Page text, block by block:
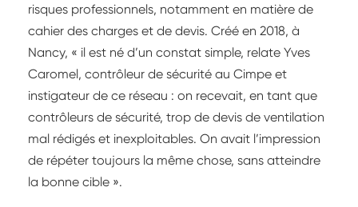
risques professionnels, notamment en matière de
cahier des charges et de devis. Créé en 2018, à
Nancy, « il est né d’un constat simple, relate Yves
Caromel, contrôleur de sécurité au Cimpe et
instigateur de ce réseau : on recevait, en tant que
contrôleurs de sécurité, trop de devis de ventilation
mal rédigés et inexploitables. On avait l’impression
de répéter toujours la même chose, sans atteindre
la bonne cible ».